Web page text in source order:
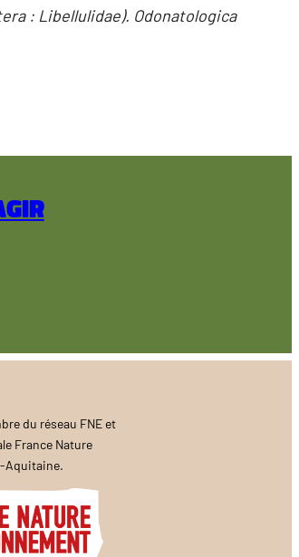
: Libellulidae). Odonatologica
du réseau FNE et
France Nature
Aquitaine.